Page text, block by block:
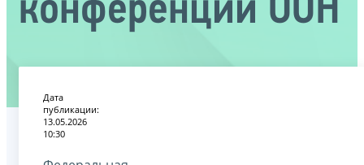
конференции ООН
Дата
публикации:
13.05.2026
10:30